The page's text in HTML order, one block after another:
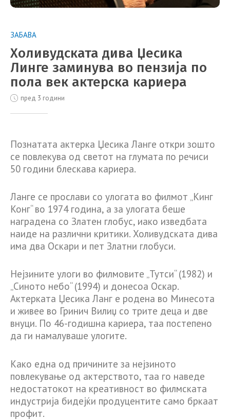
ЗАБАВА
Холивудската дива Џесика
Линге заминува во пензија по
пола век актерска кариера
пред 3 години
Познатата актерка Џесика Ланге откри зошто
се повлекува од светот на глумата по речиси
50 години блескава кариера.
Ланге се прослави со улогата во филмот „Кинг
Конг“ во 1974 година, а за улогата беше
наградена со Златен глобус, иако изведбата
наиде на различни критики. Холивудската дива
има два Оскари и пет Златни глобуси.
Нејзините улоги во филмовите „Тутси“ (1982) и
„Синото небо“ (1994) и донесоа Оскар.
Актерката Џесика Ланг е родена во Минесота
и живее во Гринич Вилиџ со трите деца и две
внуци. По 46-годишна кариера, таа постепено
да ги намалуваше улогите.
Како една од причините за нејзиното
повлекување од актерството, таа го наведе
недостатокот на креативност во филмската
индустрија бидејќи продуцентите само бркаат
профит.